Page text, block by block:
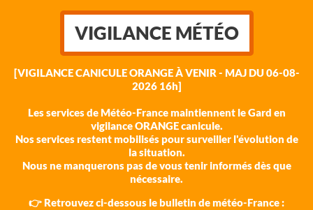
VIGILANCE MÉTÉO
[VIGILANCE CANICULE ORANGE À VENIR - MAJ DU 06-08-
2026 16h]
Les services de Météo-France maintiennent le Gard en
vigilance ORANGE canicule.
Nos services restent mobilisés pour surveiller l'évolution de
la situation.
Nous ne manquerons pas de vous tenir informés dès que
nécessaire.
👉 Retrouvez ci-dessous le bulletin de météo-France :